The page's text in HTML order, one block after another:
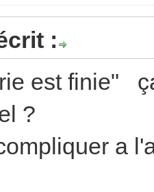
:
est finie"
?
a